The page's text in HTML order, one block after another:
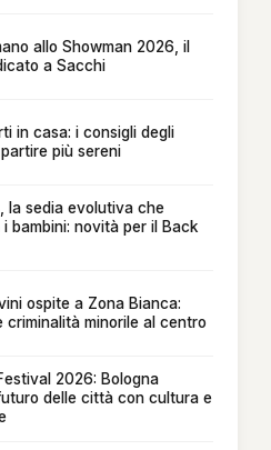
allo Showman 2026, il
a Sacchi
in casa: i consigli degli
più sereni
la sedia evolutiva che
bambini: novità per il Back
ospite a Zona Bianca:
criminalità minorile al centro
2026: Bologna
delle città con cultura e